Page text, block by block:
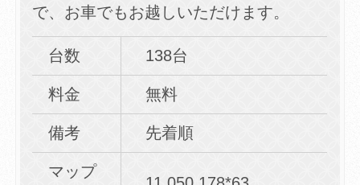
で、お車でもお越しいただけます。
台数 138台
料金 無料
備考 先着順
マップ